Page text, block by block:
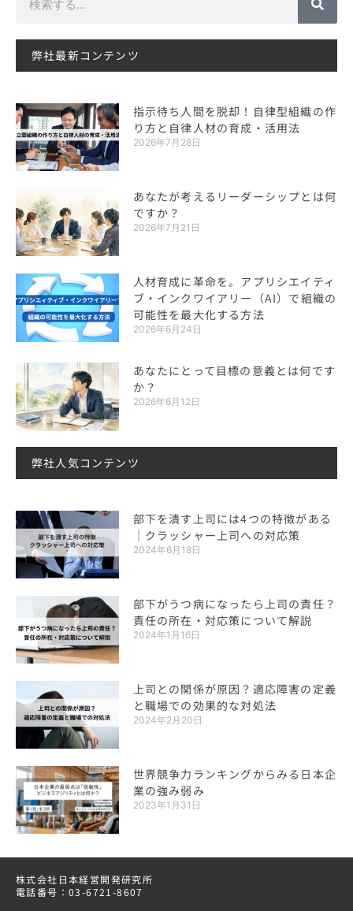
弊社最新コンテンツ
指示待ち人間を脱却！自律型組織の作
り方と自律人材の育成・活用法
2026年7月28日
あなたが考えるリーダーシップとは何
ですか？
2026年7月21日
人材育成に革命を。アプリシエイティ
ブ・インクワイアリー（AI）で組織の
可能性を最大化する方法
2026年6月24日
あなたにとって目標の意義とは何です
か？
2026年6月12日
弊社人気コンテンツ
部下を潰す上司には4つの特徴がある
｜クラッシャー上司への対応策
2024年6月18日
部下がうつ病になったら上司の責任？
責任の所在・対応策について解説
2024年1月16日
上司との関係が原因？適応障害の定義
と職場での効果的な対処法
2024年2月20日
世界競争力ランキングからみる日本企
業の強み弱み
2023年1月31日
株式会社日本経営開発研究所
電話番号：03-6721-8607